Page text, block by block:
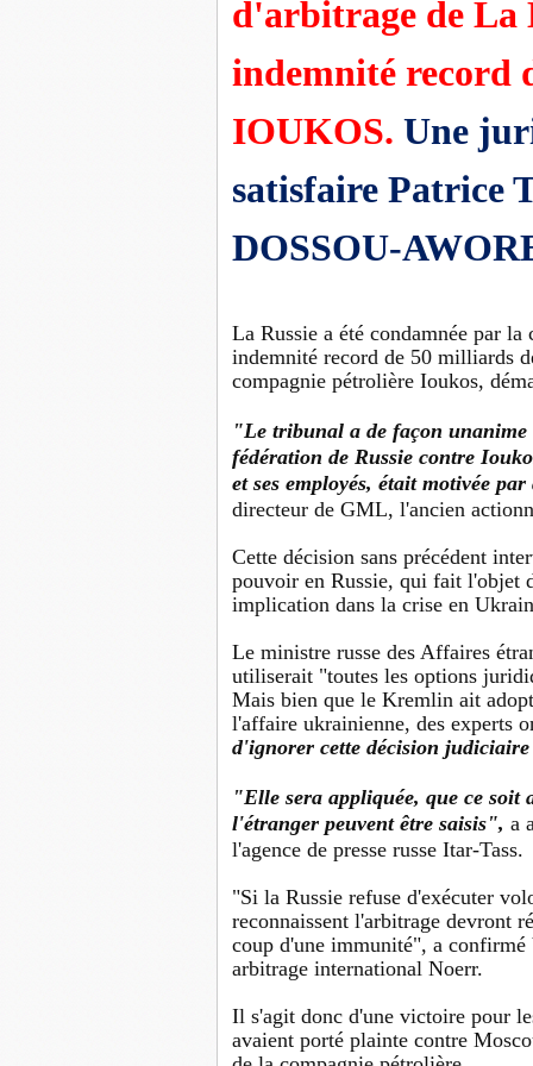
d'arbitrage de La
indemnité record
IOUKOS. Une
satisfaire Patrice
DOSSOU-
La Russie a été condamnée par
indemnité record de 50 milliards
compagnie pétrolière Ioukos,
"Le tribunal a de façon
fédération de Russie contre
et ses employés, était motivée
directeur de GML, l'ancien
Cette décision sans précédent
pouvoir en Russie, qui fait l'objet
implication dans la crise en
Le ministre russe des Affaires
utiliserait "toutes les options
Mais bien que le Kremlin ait
l'affaire ukrainienne, des experts
d'ignorer cette décision judiciaire
"Elle sera appliquée, que ce soit
l'étranger peuvent être saisis", a
l'agence de presse russe Itar-Tass.
"Si la Russie refuse d'exécuter
reconnaissent l'arbitrage devront
coup d'une immunité", a
arbitrage international Noerr.
Il s'agit donc d'une victoire pour
avaient porté plainte contre